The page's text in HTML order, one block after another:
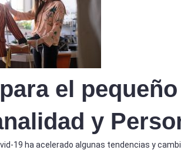
el
y
19 ha acelerado algunas tendencias y